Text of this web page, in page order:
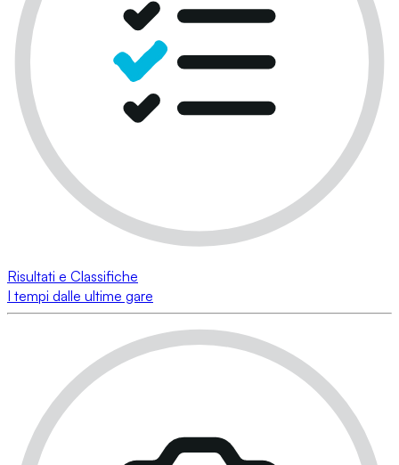
Risultati e Classifiche
I tempi dalle ultime gare